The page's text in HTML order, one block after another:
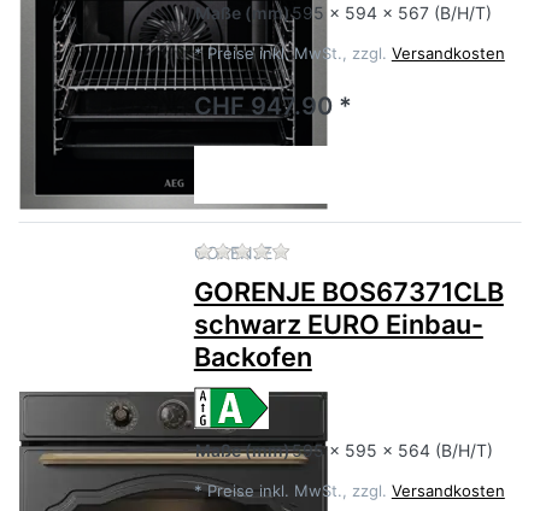
Maße (mm)595 x 594 x 567 (B/H/T)
* Preise inkl. MwSt., zzgl. Versandkosten
CHF 947.90 *
GORENJE Zu diesem Produkt liegen
GORENJE BOS67371CLB
schwarz EURO Einbau-
Backofen
Maße(mm)595 x 595 x 564 (B/H/T)
* Preise inkl. MwSt., zzgl. Versandkosten